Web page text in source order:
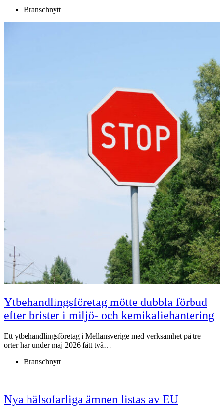
Branschnytt
Ytbehandlingsföretag mötte dubbla förbud
efter brister i miljö- och kemikaliehantering
Ett ytbehandlingsföretag i Mellansverige med verksamhet på tre
orter har under maj 2026 fått två…
Branschnytt
Nya hälsofarliga ämnen listas av EU